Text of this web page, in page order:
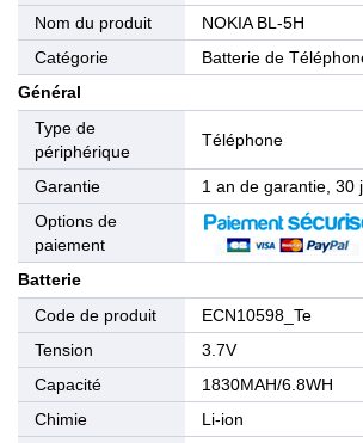
Nom du produit
NOKIA BL-5H
Catégorie
Batterie de
Général
Type de
périphérique
Téléphone
Garantie
1 an de garantie, 30
Options de
paiement
Batterie
Code de produit
ECN10598_Te
Tension
3.7V
Capacité
1830MAH/6.8WH
Chimie
Li-ion